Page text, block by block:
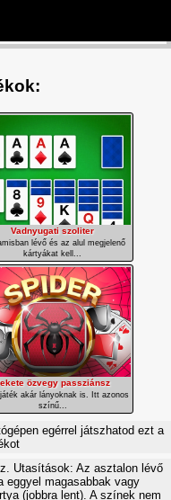
Vadnyugati szoliter
lévő és az alul megjelenő
kártyákat kell...
özvegy passziánsz
akár lányoknak is. Itt azonos
színű...
egérrel játszhatod ezt a
Utasítások: Az asztalon lévő
eggyel magasabbak vagy
(jobbra lent). A színek nem